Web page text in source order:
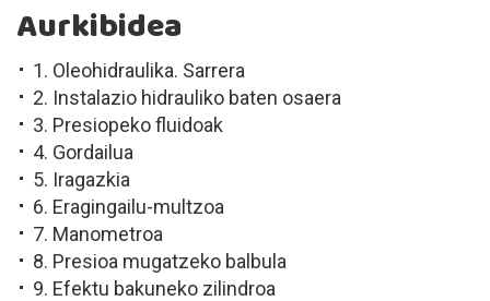
Aurkibidea
1. Oleohidraulika. Sarrera
2. Instalazio hidrauliko baten osaera
3. Presiopeko fluidoak
4. Gordailua
5. Iragazkia
6. Eragingailu-multzoa
7. Manometroa
8. Presioa mugatzeko balbula
9. Efektu bakuneko zilindroa